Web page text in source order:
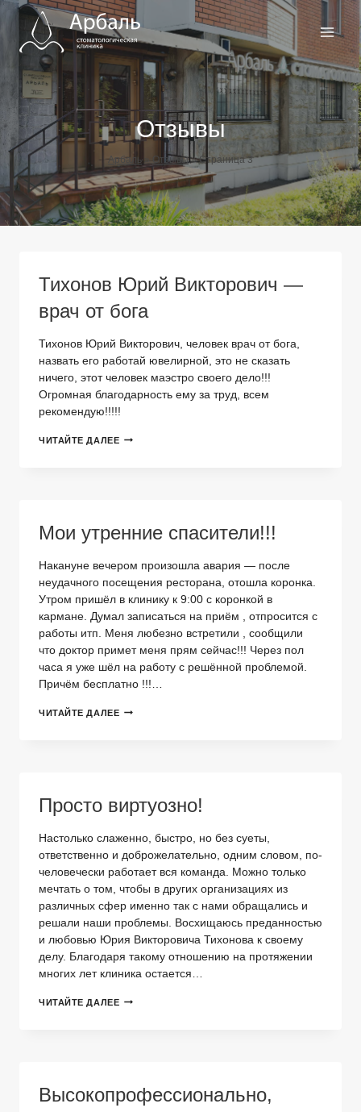
Перейти
содержимому
Отзывы
Арбаль» Отзывы»Страница 3
Тихонов Юрий Викторович —
врач от бога
Тихонов Юрий Викторович, человек врач от бога,
назвать его работай ювелирной, это не сказать
ничего, этот человек маэстро своего дело!!!
Огромная благодарность ему за труд, всем
рекомендую!!!!!
ЧИТАЙТЕ ДАЛЕЕ ТИХОНОВ
Мои утренние спасители!!!
Накануне вечером произошла авария — после
неудачного посещения ресторана, отошла коронка.
Утром пришёл в клинику к 9:00 с коронкой в
кармане. Думал записаться на приём , отпросится с
работы итп. Меня любезно встретили , сообщили
что доктор примет меня прям сейчас!!! Через пол
часа я уже шёл на работу с решённой проблемой.
Причём бесплатно !!!…
ЧИТАЙТЕ ДАЛЕЕ МОИ
Просто виртуозно!
Настолько слаженно, быстро, но без суеты,
ответственно и доброжелательно, одним словом, по-
человечески работает вся команда. Можно только
мечтать о том, чтобы в других организациях из
различных сфер именно так с нами обращались и
решали наши проблемы. Восхищаюсь преданностью
и любовью Юрия Викторовича Тихонова к своему
делу. Благодаря такому отношению на протяжении
многих лет клиника остается…
ЧИТАЙТЕ ДАЛЕЕ ПРОСТО
Высокопрофессионально,